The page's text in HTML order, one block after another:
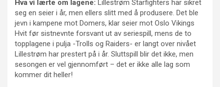
Hva vi lærte om lagene: Lillestrøm Starfighters har sikret
seg en seier i år, men ellers slitt med å produsere. Det ble
jevn i kampene mot Domers, klar seier mot Oslo Vikings
Hvit før sistnevnte forsvant ut av seriespill, mens de to
topplagene i pulja -Trolls og Raiders- er langt over nivået
Lillestrøm har prestert på i år. Sluttspill blir det ikke, men
sesongen er vel gjennomført – det er ikke alle lag som
kommer dit heller!